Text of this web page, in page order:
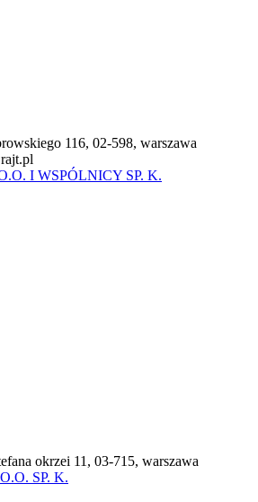
116, 02-598, warszawa
I WSPÓLNICY SP. K.
okrzei 11, 03-715, warszawa
SP. K.